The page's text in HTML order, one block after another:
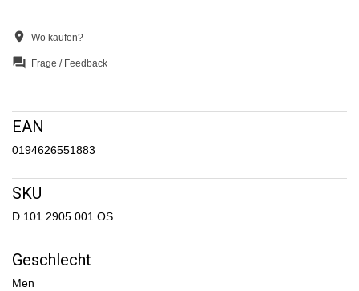
location_on Wo kaufen?
question_answer Frage / Feedback
EAN
0194626551883
SKU
D.101.2905.001.OS
Geschlecht
Men